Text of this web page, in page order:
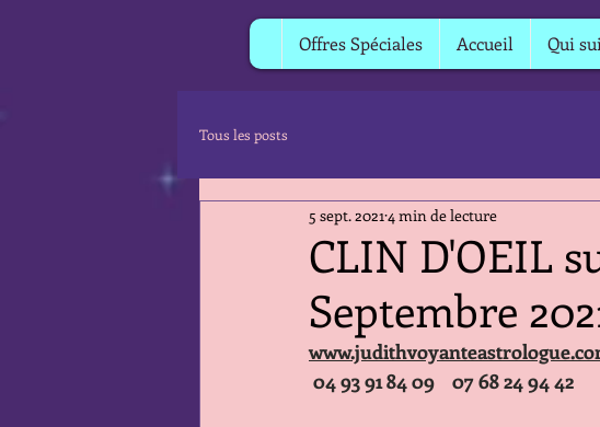
Offres Spéciales Accueil Qui
Tous les posts
CLIN D'OEIL
Septembre
5 sept. 2021 4 min de lecture
04 93 91 84 09    07 68 24 94 42